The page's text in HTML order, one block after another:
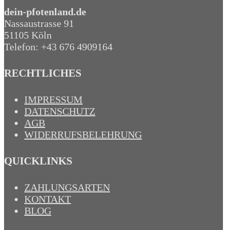
dein-pfotenland.de
Nassaustrasse 91
51105 Köln
Telefon: +43 676 4909164‬
RECHTLICHES
IMPRESSUM
DATENSCHUTZ
AGB
WIDERRUFSBELEHRUNG
QUICKLINKS
ZAHLUNGSARTEN
KONTAKT
BLOG